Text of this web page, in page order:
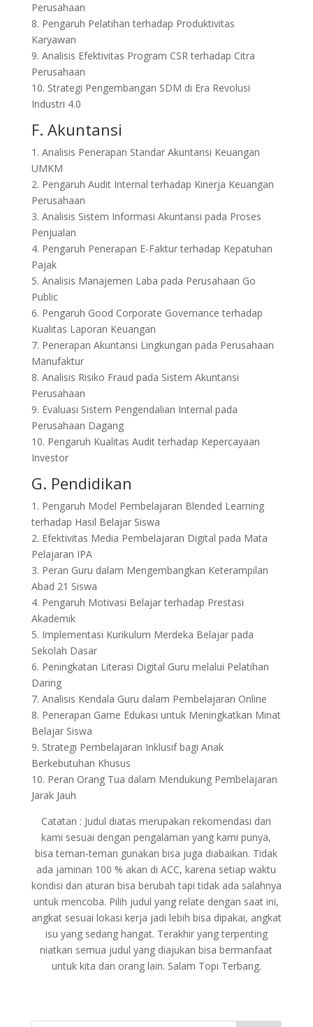
Perusahaan
8. Pengaruh Pelatihan terhadap Produktivitas
Karyawan
9. Analisis Efektivitas Program CSR terhadap Citra
Perusahaan
10. Strategi Pengembangan SDM di Era Revolusi
Industri 4.0
F. Akuntansi
1. Analisis Penerapan Standar Akuntansi Keuangan
UMKM
2. Pengaruh Audit Internal terhadap Kinerja Keuangan
Perusahaan
3. Analisis Sistem Informasi Akuntansi pada Proses
Penjualan
4. Pengaruh Penerapan E-Faktur terhadap Kepatuhan
Pajak
5. Analisis Manajemen Laba pada Perusahaan Go
Public
6. Pengaruh Good Corporate Governance terhadap
Kualitas Laporan Keuangan
7. Penerapan Akuntansi Lingkungan pada Perusahaan
Manufaktur
8. Analisis Risiko Fraud pada Sistem Akuntansi
Perusahaan
9. Evaluasi Sistem Pengendalian Internal pada
Perusahaan Dagang
10. Pengaruh Kualitas Audit terhadap Kepercayaan
Investor
G. Pendidikan
1. Pengaruh Model Pembelajaran Blended Learning
terhadap Hasil Belajar Siswa
2. Efektivitas Media Pembelajaran Digital pada Mata
Pelajaran IPA
3. Peran Guru dalam Mengembangkan Keterampilan
Abad 21 Siswa
4. Pengaruh Motivasi Belajar terhadap Prestasi
Akademik
5. Implementasi Kurikulum Merdeka Belajar pada
Sekolah Dasar
6. Peningkatan Literasi Digital Guru melalui Pelatihan
Daring
7. Analisis Kendala Guru dalam Pembelajaran Online
8. Penerapan Game Edukasi untuk Meningkatkan Minat
Belajar Siswa
9. Strategi Pembelajaran Inklusif bagi Anak
Berkebutuhan Khusus
10. Peran Orang Tua dalam Mendukung Pembelajaran
Jarak Jauh
Catatan : Judul diatas merupakan rekomendasi dari
kami sesuai dengan pengalaman yang kami punya,
bisa teman-teman gunakan bisa juga diabaikan. Tidak
ada jaminan 100 % akan di ACC, karena setiap waktu
kondisi dan aturan bisa berubah tapi tidak ada salahnya
untuk mencoba. Pilih judul yang relate dengan saat ini,
angkat sesuai lokasi kerja jadi lebih bisa dipakai, angkat
isu yang sedang hangat. Terakhir yang terpenting
niatkan semua judul yang diajukan bisa bermanfaat
untuk kita dan orang lain. Salam Topi Terbang.